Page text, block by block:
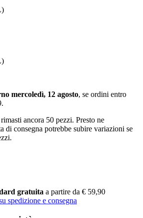
mercoledì, 12 agosto, se ordini entro
.
ancora 50 pezzi. Presto ne
di consegna potrebbe subire variazioni se
gratuita a partire da € 59,90
spedizione e consegna